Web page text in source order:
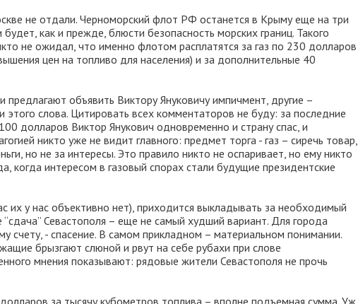
не отдали. Черноморский флот РФ останется в Крыму еще на три
как и прежде, блюсти безопасность морских границ. Такого
не ожидал, что именно флотом расплатятся за газ по 230 долларов
цен на топливо для населения) и за дополнительные 40
объявить Виктору Януковичу импичмент, другие –
слова. Цитировать всех комментаторов не буду: за последние
долларов Виктор Янукович одновременно и страну спас, и
никто уже не видит главного: предмет торга - газ – сиречь товар,
но не за интересы. Это правило никто не оспаривает, но ему никто
когда интересом в газовый спорах стали будущие президентские
их у нас объективно нет), приходится выкладывать за необходимый
Севастополя – еще не самый худший вариант. Для города
- спасение. В самом прикладном – материальном понимании.
брызгают слюной и рвут на себе рубахи при слове
мнения показывают: рядовые жители Севастополя не прочь
за тысячу кубометров топлива – вполне подъемная сумма. Уж